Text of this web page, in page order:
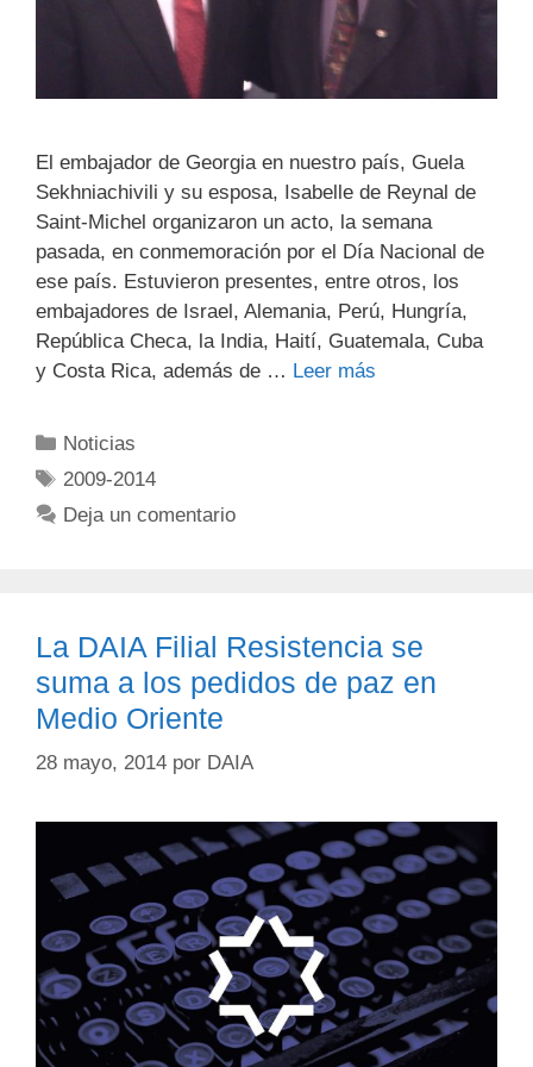
El embajador de Georgia en nuestro país, Guela
Sekhniachivili y su esposa, Isabelle de Reynal de
Saint-Michel organizaron un acto, la semana
pasada, en conmemoración por el Día Nacional de
ese país. Estuvieron presentes, entre otros, los
embajadores de Israel, Alemania, Perú, Hungría,
República Checa, la India, Haití, Guatemala, Cuba
y Costa Rica, además de … Leer más
Noticias
2009-2014
Deja un comentario
La DAIA Filial Resistencia se
suma a los pedidos de paz en
Medio Oriente
28 mayo, 2014 por DAIA